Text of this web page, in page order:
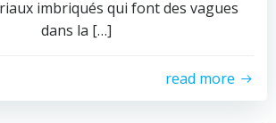
imbriqués qui font des vagues
dans la […]
read more